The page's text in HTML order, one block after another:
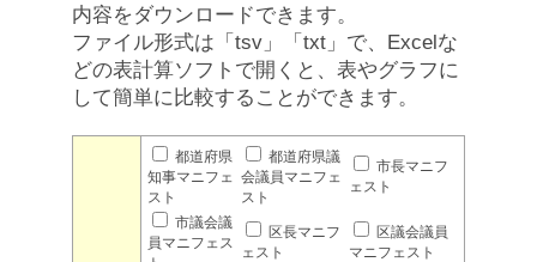
内容をダウンロードできます。
ファイル形式は「tsv」「txt」で、Excelな
どの表計算ソフトで開くと、表やグラフに
して簡単に比較することができます。
都道府県
知事マニフェ
スト
都道府県議
会議員マニフェ
スト
市長マニフ
ェスト
市議会議
員マニフェス
区長マニフ
ェスト
区議会議員
マニフェスト